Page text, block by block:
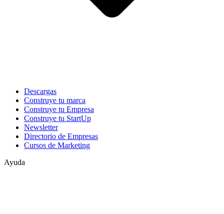
Descargas
Construye tu marca
Construye tu Empresa
Construye tu StartUp
Newsletter
Directorio de Empresas
Cursos de Marketing
Ayuda